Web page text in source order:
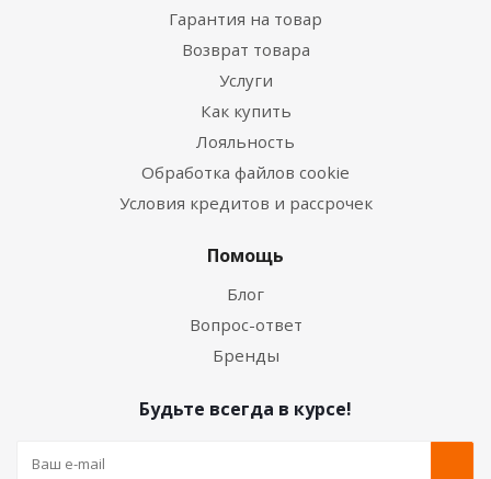
Гарантия на товар
Возврат товара
Услуги
Как купить
Лояльность
Обработка файлов cookie
Условия кредитов и рассрочек
Помощь
Блог
Вопрос-ответ
Бренды
Будьте всегда в курсе!